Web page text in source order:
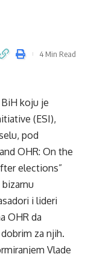
4 Min Read
koju je
(ESI),
pod
OHR: On the
elections”
i lideri
OHR da
za njih.
Vlade